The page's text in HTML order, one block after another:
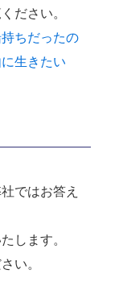
ださい。
ちだったの
生きたい
ではお答え
します。
い。